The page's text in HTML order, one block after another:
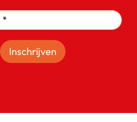
Inschrijven